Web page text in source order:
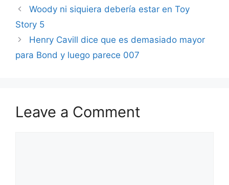
Woody ni siquiera debería estar en Toy
Story 5
Henry Cavill dice que es demasiado mayor
para Bond y luego parece 007
Leave a Comment